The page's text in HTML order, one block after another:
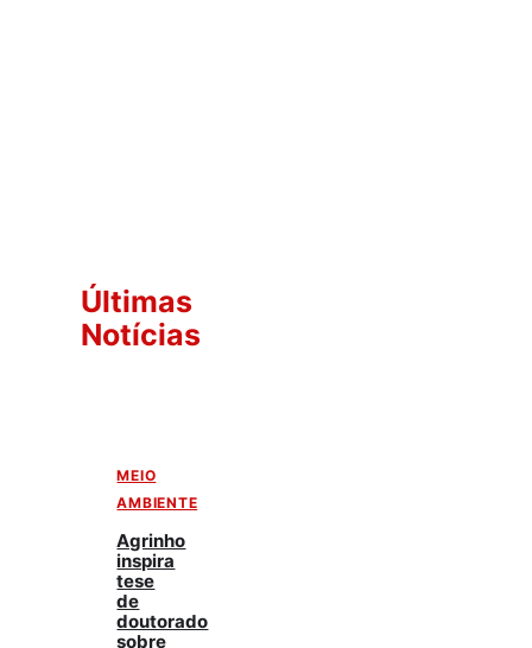
Últimas
Notícias
MEIO
AMBIENTE
Agrinho
inspira
tese
de
doutorado
sobre